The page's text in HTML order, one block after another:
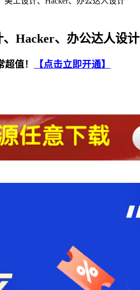
Hacker、办公达人设计
超值！ 【点击立即开通】